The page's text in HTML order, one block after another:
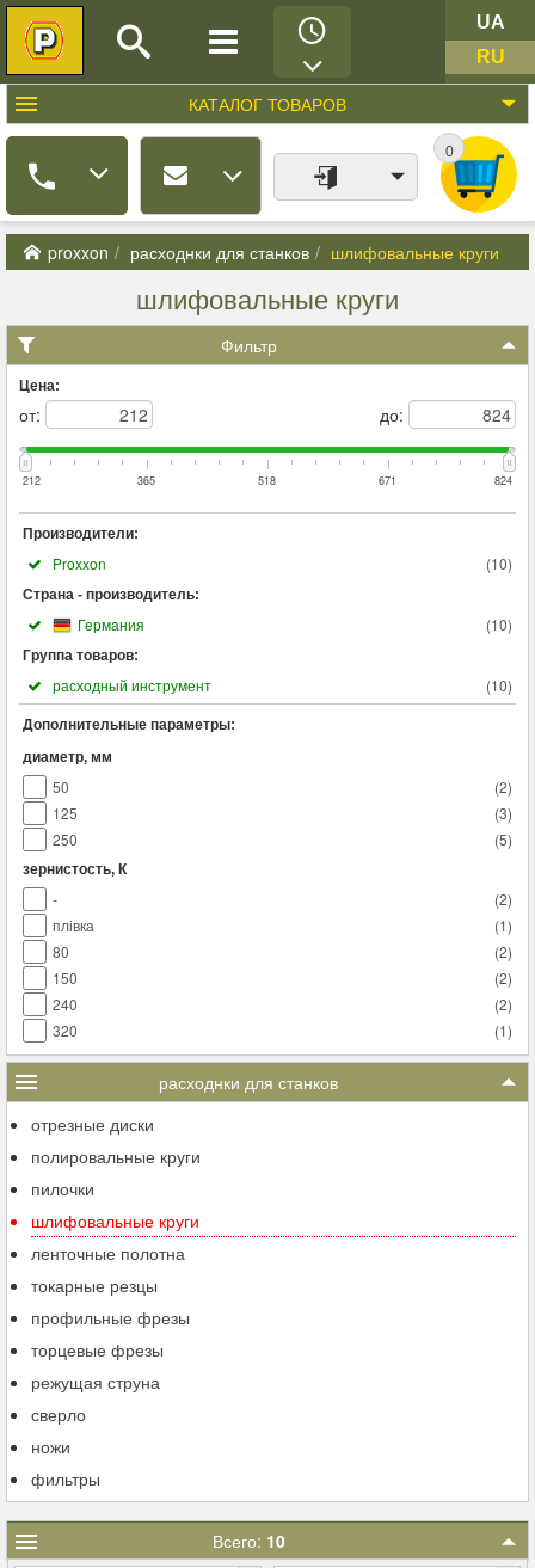
UA
RU
КАТАЛОГ ТОВАРОВ
0
proxxon расходнки для станков шлифовальные круги
шлифовальные круги
Фильтр
Цена:
от: до:
212 365 518 671 824
Производители:
(10)
Proxxon
Страна - производитель:
(10)
Германия
Группа товаров:
(10)
расходный инструмент
Дополнительные параметры:
диаметр, мм
(2)
50
(3)
125
(5)
250
зернистость, К
(2)
-
(1)
плівка
(2)
80
(2)
150
(2)
240
(1)
320
расходнки для станков
отрезные диски
полировальные круги
пилочки
шлифовальные круги
ленточные полотна
токарные резцы
профильные фрезы
торцевые фрезы
режущая струна
сверло
ножи
фильтры
Всего: 10